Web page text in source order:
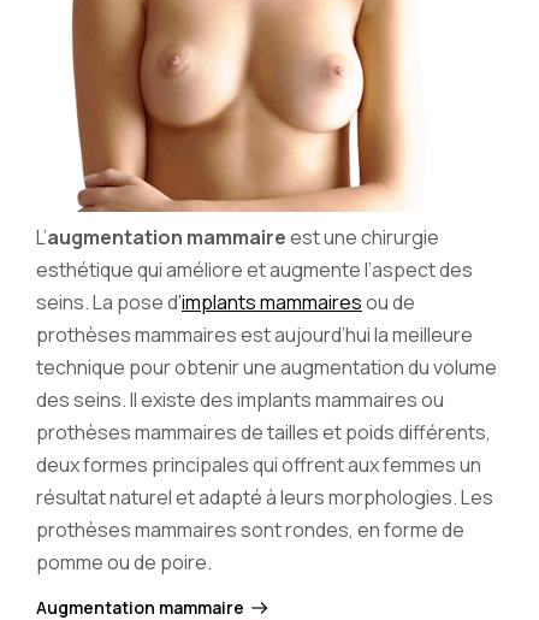
L’augmentation mammaireest une chirurgie
esthétique qui améliore et augmente l’aspect des
seins. La pose d'implants mammairesou de
prothèses mammaires est aujourd’hui la meilleure
technique pour obtenir une augmentation du volume
des seins. Il existe des implants mammaires ou
prothèses mammaires de tailles et poids différents,
deux formes principales qui offrent aux femmes un
résultat naturel et adapté à leurs morphologies. Les
prothèses mammaires sont rondes, en forme de
pomme ou de poire.
Augmentation mammaire